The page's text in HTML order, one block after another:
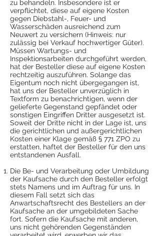
zu behandeln. Insbesondere ist er
verpflichtet, diese auf eigene Kosten
gegen Diebstahl-, Feuer- und
Wasserschäden ausreichend zum
Neuwert zu versichern (Hinweis: nur
zulässig bei Verkauf hochwertiger Güter).
Müssen Wartungs- und
Inspektionsarbeiten durchgeführt werden,
hat der Besteller diese auf eigene Kosten
rechtzeitig auszuführen. Solange das
Eigentum noch nicht übergegangen ist,
hat uns der Besteller unverzüglich in
Textform zu benachrichtigen, wenn der
gelieferte Gegenstand gepfändet oder
sonstigen Eingriffen Dritter ausgesetzt ist.
Soweit der Dritte nicht in der Lage ist, uns
die gerichtlichen und außergerichtlichen
Kosten einer Klage gemäß § 771 ZPO zu
erstatten, haftet der Besteller für den uns
entstandenen Ausfall.
Die Be- und Verarbeitung oder Umbildung
der Kaufsache durch den Besteller erfolgt
stets Namens und im Auftrag für uns. In
diesem Fall setzt sich das
Anwartschaftsrecht des Bestellers an der
Kaufsache an der umgebildeten Sache
fort. Sofern die Kaufsache mit anderen,
uns nicht gehörenden Gegenständen